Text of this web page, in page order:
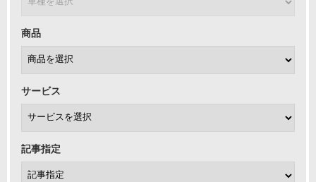
商品
サービス
記事指定